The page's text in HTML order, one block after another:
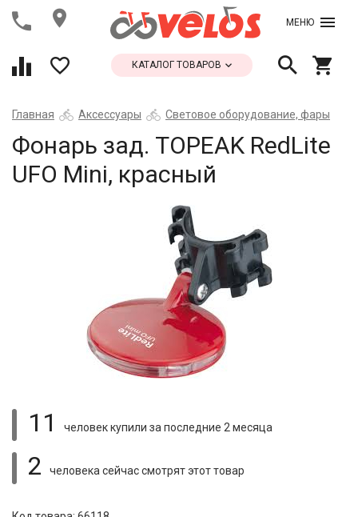
МЕНЮ
КАТАЛОГ ТОВАРОВ
Главная Аксессуары Световое оборудование, фары
Фонарь зад. TOPEAK RedLite
UFO Mini, красный
11 человек купили за последние 2 месяца
2 человека сейчас смотрятэтот товар